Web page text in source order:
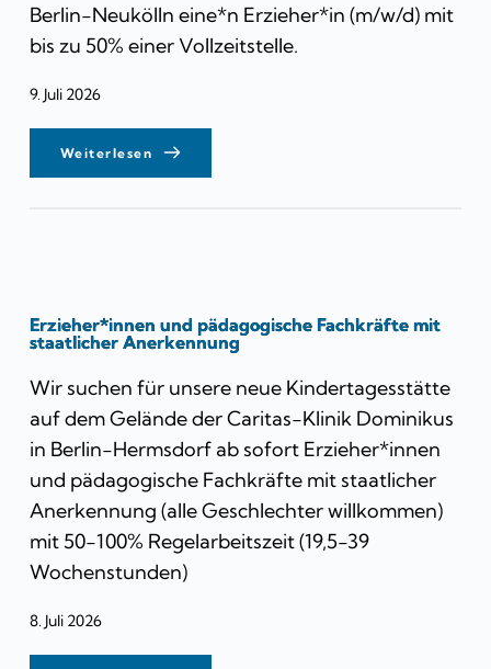
Berlin-Neukölln eine*n Erzieher*in (m/w/d) mit
bis zu 50% einer Vollzeitstelle.
9. Juli 2026
Weiterlesen
Erzieher*innen und pädagogische Fachkräfte mit
staatlicher Anerkennung
Wir suchen für unsere neue Kindertagesstätte
auf dem Gelände der Caritas-Klinik Dominikus
in Berlin-Hermsdorf ab sofort Erzieher*innen
und pädagogische Fachkräfte mit staatlicher
Anerkennung (alle Geschlechter willkommen)
mit 50-100% Regelarbeitszeit (19,5-39
Wochenstunden)
8. Juli 2026